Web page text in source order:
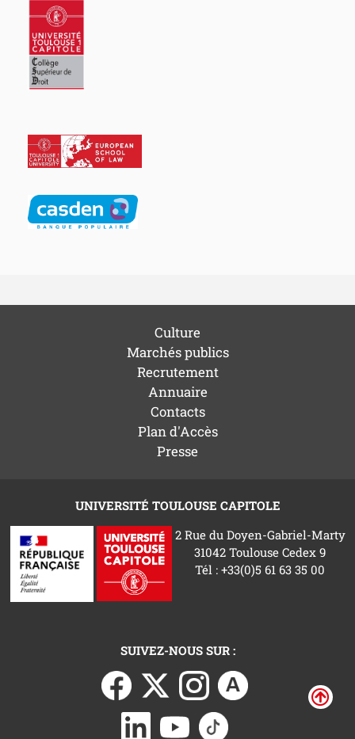
Culture
Marchés publics
Recrutement
Annuaire
Contacts
Plan d'Accès
Presse
UNIVERSITÉ TOULOUSE CAPITOLE
2 Rue du Doyen-Gabriel-Marty
31042 Toulouse Cedex 9
Tél : +33(0)5 61 63 35 00
SUIVEZ-NOUS SUR :